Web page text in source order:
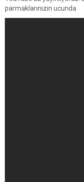
parmaklarınızın ucunda